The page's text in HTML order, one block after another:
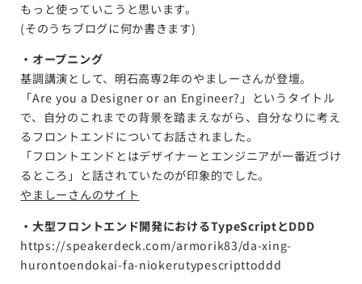
もっと使っていこうと思います。
(そのうちブログに何か書きます)
・オープニング
基調講演として、明石高専2年のやましーさんが登壇。
「Are you a Designer or an Engineer?」というタイトル
で、自分のこれまでの背景を踏まえながら、自分なりに考え
るフロントエンドについてお話されました。
「フロントエンドとはデザイナーとエンジニアが一番近づけ
るところ」と話されていたのが印象的でした。
やましーさんのサイト
・大型フロントエンド開発におけるTypeScriptとDDD
https://speakerdeck.com/armorik83/da-xing-
hurontoendokai-fa-niokerutypescripttoddd